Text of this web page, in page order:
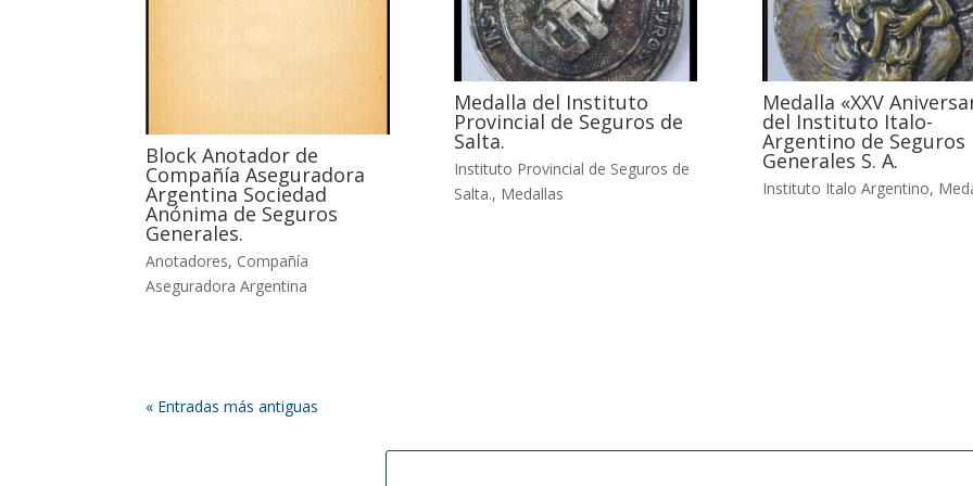
Block Anotador de
Compañía Aseguradora
Argentina Sociedad
Anónima de Seguros
Generales.
Anotadores, Compañía
Aseguradora Argentina
Medalla del Instituto
Provincial de Seguros de
Salta.
Instituto Provincial de Seguros de
Salta., Medallas
Medalla «XXV
del Instituto Italo-
Argentino de Seguros
Generales S. A.
Instituto Italo Argentino,
« Entradas más antiguas